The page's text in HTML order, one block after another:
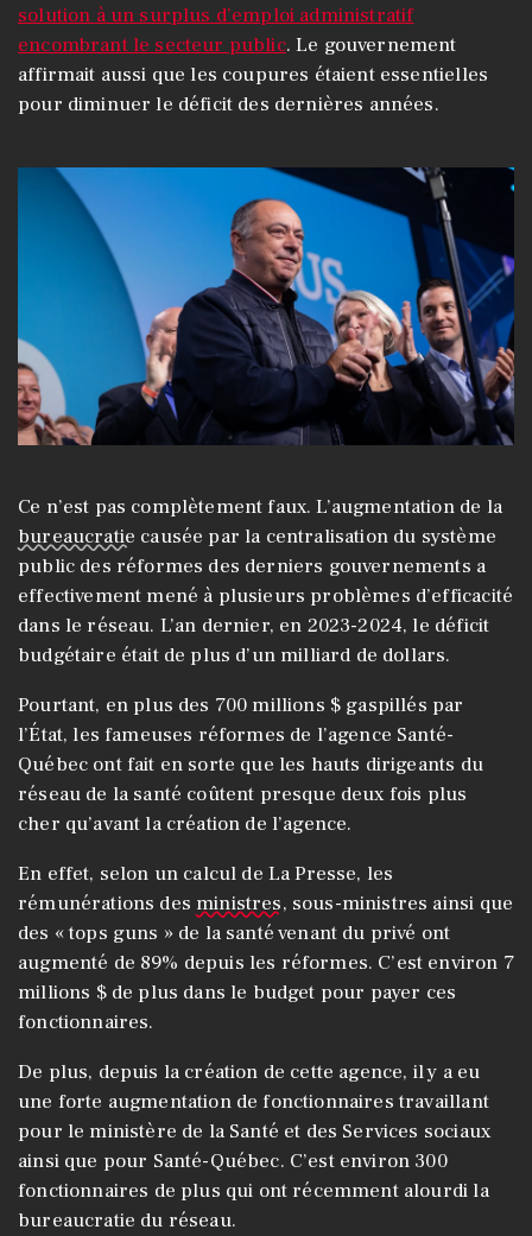
solution à un surplus d’emploi administratif
encombrant le secteur public. Le gouvernement
affirmait aussi que les coupures étaient essentielles
pour diminuer le déficit des dernières années.
Ce n’est pas complètement faux. L’augmentation de la
bureaucratie causée par la centralisation du système
public des réformes des derniers gouvernements a
effectivement mené à plusieurs problèmes d’efficacité
dans le réseau. L’an dernier, en 2023-2024, le déficit
budgétaire était de plus d’un milliard de dollars.
Pourtant, en plus des 700 millions $ gaspillés par
l’État, les fameuses réformes de l’agence Santé-
Québec ont fait en sorte que les hauts dirigeants du
réseau de la santé coûtent presque deux fois plus
cher qu’avant la création de l’agence.
En effet, selon un calcul de La Presse, les
rémunérations des ministres, sous-ministres ainsi que
des « tops guns » de la santé venant du privé ont
augmenté de 89% depuis les réformes. C’est environ 7
millions $ de plus dans le budget pour payer ces
fonctionnaires.
De plus, depuis la création de cette agence, il y a eu
une forte augmentation de fonctionnaires travaillant
pour le ministère de la Santé et des Services sociaux
ainsi que pour Santé-Québec. C’est environ 300
fonctionnaires de plus qui ont récemment alourdi la
bureaucratie du réseau.